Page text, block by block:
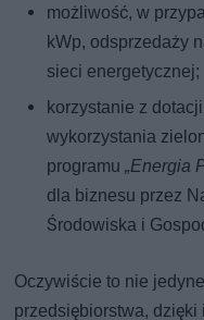
możliwość, w
kWp, odsprzedaży
sieci energetycznej;
korzystanie z
wykorzystania
programu„Energia
dla biznesu przez
Środowiska i
Oczywiście to nie
przedsiębiorstwa,